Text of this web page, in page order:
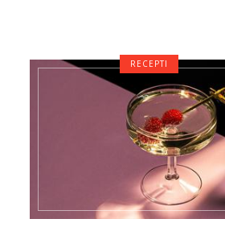
RECEPTI